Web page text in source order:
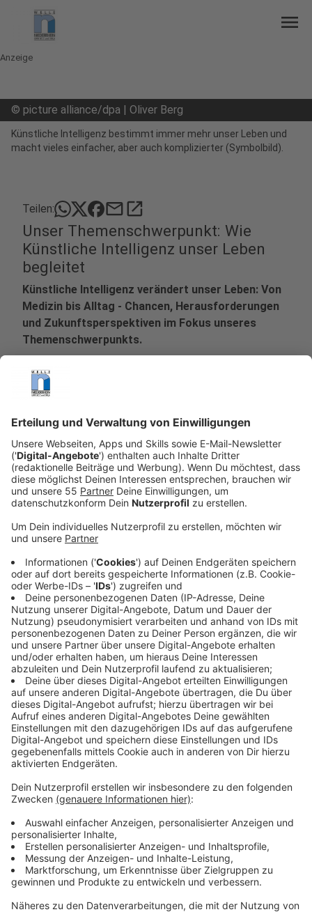
menu
Anzeige
© picture alliance/dpa | Oliver Berg
Künstliche Intelligenz bestimmt immer mehr unser Leben und
macht vieles einfacher, aber auch komplizierter (Symbolbild).
Teilen: mailopen_in_new
Unser Themenschwerpunkt: Wie
Künstliche Intelligenz unser Leben
begleitet
Künstliche Intelligenz verändert unser Leben: Von
Medizin bis Alltag - Chancen, Herausforderungen
und Zukunftsperspektiven im Fokus unseres
Themenschwerpunkts.
Künstliche Intelligenz ist längst mehr als Science-
Fiction - sie prägt unser Leben in vielen Bereichen. Ob
in der Medizin, im Alltag oder in der Mobilität: KI-
Systeme analysieren Daten, treffen Entscheidungen
und erleichtern Prozesse. Doch mit den Chancen
kommen auch Herausforderungen. Wie verändert KI
wie können wir sie verantwortungsvoll nutzen? Unser
Themenschwerpunkt beleuchtet, wie KI unseren
Alltag gestaltet und welche Zukunftsperspektiven sie
bietet.
Anzeige
KI im Alltag: Wie Künstliche Intelligenz
verschiedene Lebensbereiche verändert
Anzeige
Künstliche Intelligenz ist längst Teil unseres Alltags:
Sie personalisiert Lerninhalte in Schulen, optimiert das
Online-Shopping und erleichtert den Haushalt mit
smarten Geräten. Auch autonomes Fahren steht vor
dem Durchbruch. Doch bei aller Technik bleibt der
Mensch im Mittelpunkt.
Hier geht es zum Artikel